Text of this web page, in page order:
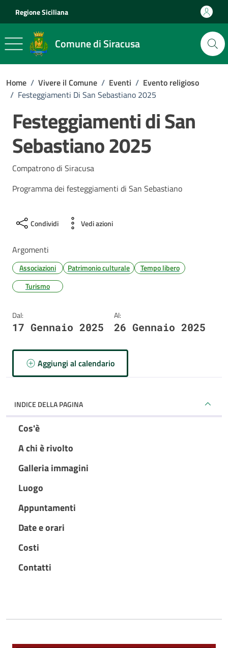
Regione Siciliana
Comune di Siracusa
Home / Vivere il Comune / Eventi / Evento religioso
/ Festeggiamenti Di San Sebastiano 2025
Festeggiamenti di San
Sebastiano 2025
Compatrono di Siracusa
Programma dei festeggiamenti di San Sebastiano
Condividi Vedi azioni
Argomenti
Associazioni Patrimonio culturale
Tempo libero
Turismo
Dal:
17 Gennaio 2025
Al:
26 Gennaio 2025
Aggiungi al calendario
INDICE DELLA PAGINA
Cos'è
A chi è rivolto
Galleria immagini
Luogo
Appuntamenti
Date e orari
Costi
Contatti